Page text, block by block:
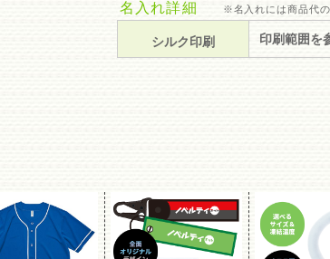
名入れ詳細 ※名入れには商品代
シルク印刷 印刷範囲を